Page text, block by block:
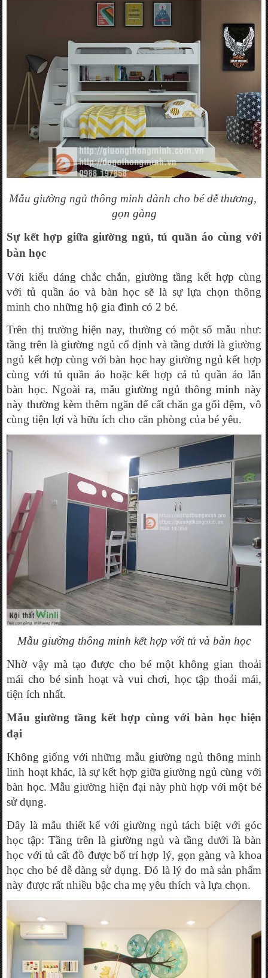
Mẫu giường ngủ thông minh dành cho bé dễ thương,
gọn gàng
Sự kết hợp giữa giường ngủ, tủ quần áo cùng với
bàn học
Với kiểu dáng chắc chắn, giường tầng kết hợp cùng
với tủ quần áo và bàn học sẽ là sự lựa chọn thông
minh cho những hộ gia đình có 2 bé.
Trên thị trường hiện nay, thường có một số mẫu như:
tầng trên là giường ngủ cố định và tầng dưới là giường
ngủ kết hợp cùng với bàn học hay giường ngủ kết hợp
cùng với tủ quần áo hoặc kết hợp cả tủ quần áo lẫn
bàn học. Ngoài ra, mẫu giường ngủ thông minh này
này thường kèm thêm ngăn để cất chăn ga gối đệm, vô
cùng tiện lợi và hữu ích cho căn phòng của bé yêu.
Mẫu giường thông minh kết hợp với tủ và bàn học
Nhờ vậy mà tạo được cho bé một không gian thoải
mái cho bé sinh hoạt và vui chơi, học tập thoải mái,
tiện ích nhất.
Mẫu giường tầng kết hợp cùng với bàn học hiện
đại
Không giống với những mẫu giường ngủ thông minh
linh hoạt khác, là sự kết hợp giữa giường ngủ cùng với
bàn học. Mẫu giường hiện đại này phù hợp với một bé
sử dụng.
Đây là mẫu thiết kế với giường ngủ tách biệt với góc
học tập: Tầng trên là giường ngủ và tầng dưới là bàn
học với tủ cất đồ được bố trí hợp lý, gọn gàng và khoa
học cho bé dễ dàng sử dụng. Đó là lý do mà sản phẩm
này được rất nhiều bậc cha mẹ yêu thích và lựa chọn.